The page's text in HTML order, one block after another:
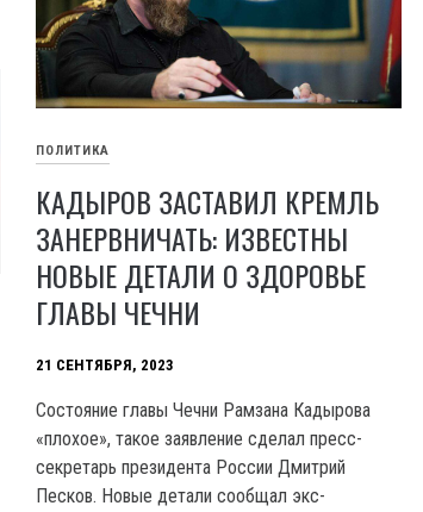
ПОЛИТИКА
КАДЫРОВ ЗАСТАВИЛ КРЕМЛЬ
ЗАНЕРВНИЧАТЬ: ИЗВЕСТНЫ
НОВЫЕ ДЕТАЛИ О ЗДОРОВЬЕ
ГЛАВЫ ЧЕЧНИ
21 СЕНТЯБРЯ, 2023
Состояние главы Чечни Рамзана Кадырова
«плохое», такое заявление сделал пресс-
секретарь президента России Дмитрий
Песков. Новые детали сообщал экс-